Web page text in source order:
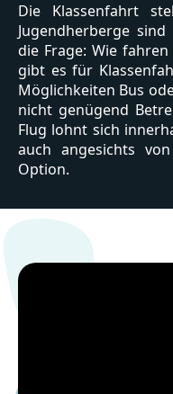
Die Klassenfahrt
Jugendherberge
die Frage: Wie
gibt es für
Möglichkeiten Bus
nicht genügend
Flug lohnt sich
auch angesichts
Option.